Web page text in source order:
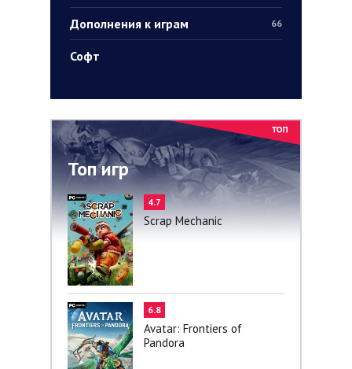
Дополнения к играм 66
Софт
Топ игр
4.7
Scrap Mechanic
6.8
Avatar: Frontiers of
Pandora